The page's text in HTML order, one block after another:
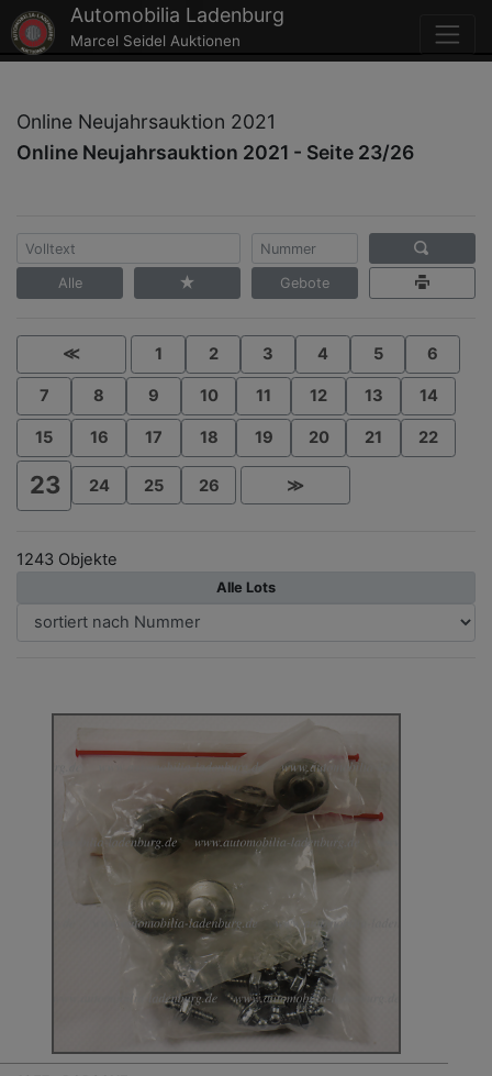
Automobilia Ladenburg
Marcel Seidel Auktionen
Online Neujahrsauktion 2021
Online Neujahrsauktion 2021 - Seite 23/26
Alle Gebote
≪ 1 2 3 4 5 6
7 8 9 10 11 12 13 14
15 16 17 18 19 20 21 22
23 24 25 26 ≫
1243 Objekte
Alle Lots